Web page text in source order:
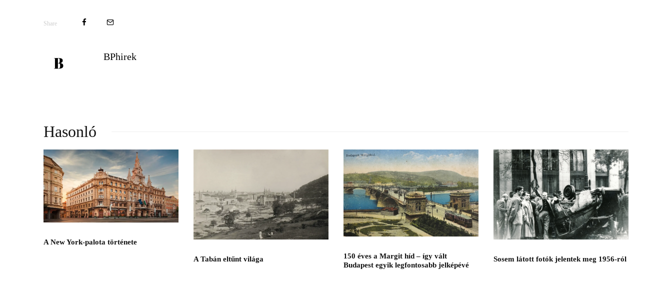
Share
BPhirek
Hasonló
A New York-palota története
A Tabán eltűnt világa
150 éves a Margit híd – így vált
Budapest egyik legfontosabb jelképévé
Sosem látott fotók jelentek meg 1956-ról